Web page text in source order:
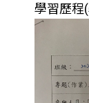
學習歷程